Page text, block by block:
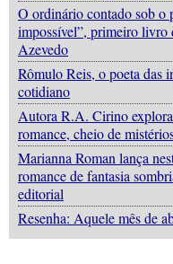
O ordinário contado sob o
impossível”, primeiro
Azevedo
Rômulo Reis, o poeta das
cotidiano
Autora R.A. Cirino
romance, cheio de
Marianna Roman lança
romance de fantasia
editorial
Resenha: Aquele mês de